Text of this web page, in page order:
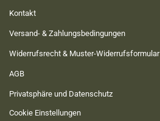
Kontakt
Versand- & Zahlungsbedingungen
Widerrufsrecht & Muster-Widerrufsformular
AGB
Privatsphäre und Datenschutz
Cookie Einstellungen